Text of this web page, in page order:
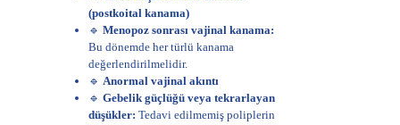
(postkoital kanama)
🔹Menopoz sonrası vajinal kanama:
Bu dönemde her türlü kanama
değerlendirilmelidir.
🔹Anormal vajinal akıntı
🔹Gebelik güçlüğü veya tekrarlayan
düşükler: Tedavi edilmemiş poliplerin